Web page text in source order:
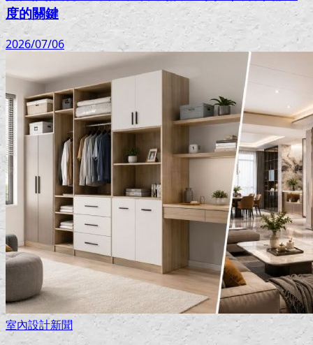
度的關鍵
2026/07/06
室內設計新聞